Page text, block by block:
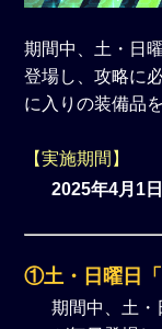
期間中、土・日
登場し、攻略に
に入りの装備品
【実施期間】
2025年4月1
①土・日曜日
期間中、土・